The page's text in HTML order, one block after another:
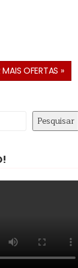
MAIS OFERTAS »
Pesquisar